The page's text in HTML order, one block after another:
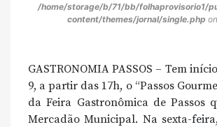
/home/storage/b/71/bb/folhaprovisorio1/
content/themes/jornal/single.php
GASTRONOMIA PASSOS – Tem
9, a partir das 17h, o “Passos
da Feira Gastronômica de Passos
Mercadão Municipal. Na sexta-